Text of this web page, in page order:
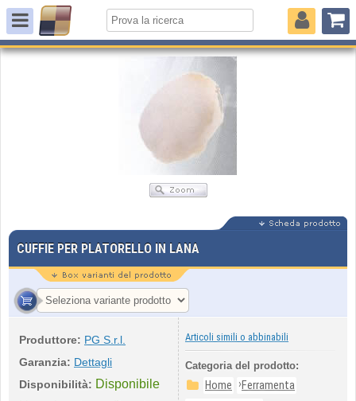
CUFFIE PER PLATORELLO IN LANA
Produttore: PG S.r.l.
Garanzia: Dettagli
Disponibilità: Disponibile
Articoli simili o abbinabili
Categoria del prodotto:
Home ›Ferramenta